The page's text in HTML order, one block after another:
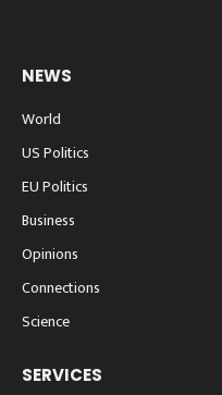
NEWS
World
US Politics
EU Politics
Business
Opinions
Connections
Science
SERVICES